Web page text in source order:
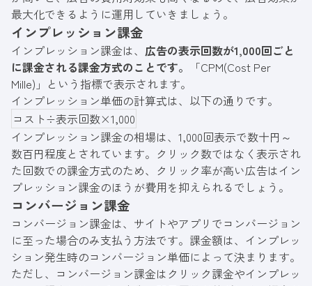
最大化できるように運用していきましょう。
インプレッション課金
インプレッション課金は、 広告の表示回数が1,000回ごと
に課金される課金方式のことです。
「CPM(Cost Per
Mille)」という指標で表示されます。
インプレッション単価の計算式は、以下の通りです。
コスト÷表示回数×1,000
インプレッション課金の相場は、1,000回表示で数十円～
数百円程度とされています。クリック数ではなく表示され
た回数での課金方式のため、クリック率が高い広告はイン
プレッション課金のほうが費用を抑えられるでしょう。
コンバージョン課金
コンバージョン課金は、サイトやアプリでコンバージョン
に至った場合のみ支払う方法です。課金額は、インプレッ
ション発生時のコンバージョン単価によって決まります。
ただし、コンバージョン課金はクリック課金やインプレッ